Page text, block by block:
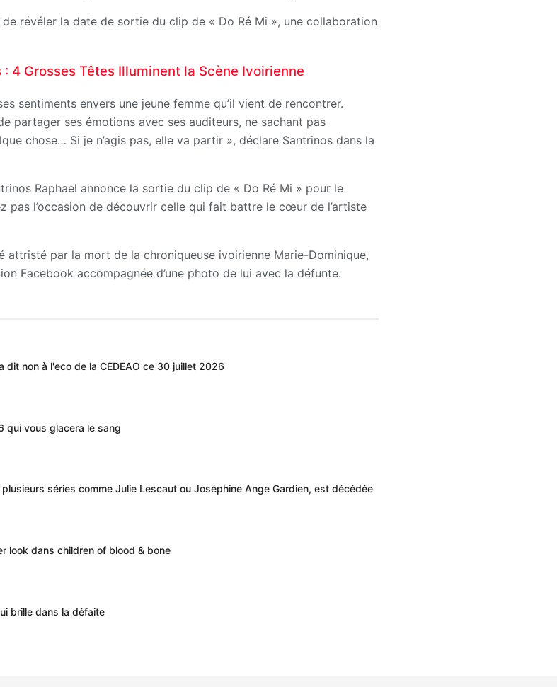
révéler la date de sortie du clip de « Do Ré Mi », une collaboration
4 Grosses Têtes Illuminent la Scène Ivoirienne
sentiments envers une jeune femme qu’il vient de rencontrer.
partager ses émotions avec ses auditeurs, ne sachant pas
chose… Si je n’agis pas, elle va partir », déclare Santrinos dans la
Raphael annonce la sortie du clip de « Do Ré Mi » pour le
pas l’occasion de découvrir celle qui fait battre le cœur de l’artiste
attristé par la mort de la chroniqueuse ivoirienne Marie-Dominique,
Facebook accompagnée d’une photo de lui avec la défunte.
dit non à l'eco de la CEDEAO ce 30 juillet 2026
qui vous glacera le sang
séries comme Julie Lescaut ou Joséphine Ange Gardien, est décédée
look dans children of blood & bone
brille dans la défaite